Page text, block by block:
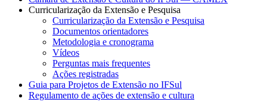
Curricularização da Extensão e Pesquisa
Curricularização da Extensão e Pesquisa
Documentos orientadores
Metodologia e cronograma
Vídeos
Perguntas mais frequentes
Ações registradas
Guia para Projetos de Extensão no IFSul
Regulamento de ações de extensão e cultura